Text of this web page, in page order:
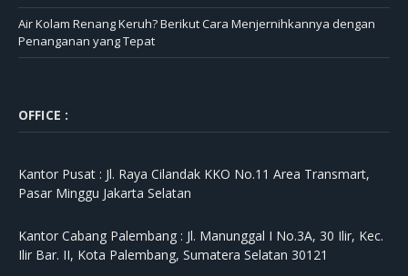
Air Kolam Renang Keruh? Berikut Cara Menjernihkannya dengan
Penanganan yang Tepat
OFFICE :
Kantor Pusat : Jl. Raya Cilandak KKO No.11 Area Transmart,
Pasar Minggu Jakarta Selatan
Kantor Cabang Palembang : Jl. Manunggal I No.3A, 30 Ilir, Kec.
Ilir Bar. II, Kota Palembang, Sumatera Selatan 30121